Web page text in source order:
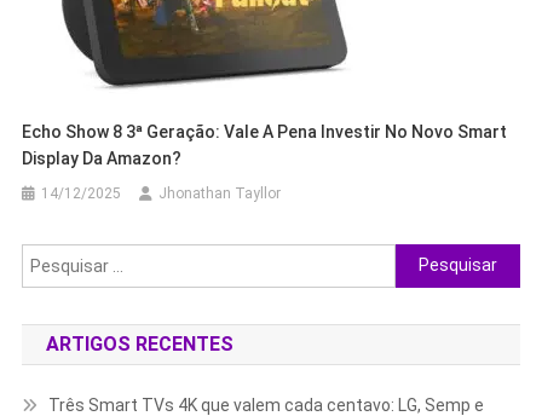
Echo Show 8 3ª Geração: Vale A Pena Investir No Novo Smart
Display Da Amazon?
14/12/2025 Jhonathan Tayllor
Pesquisar
por:
ARTIGOS RECENTES
Três Smart TVs 4K que valem cada centavo: LG, Semp e